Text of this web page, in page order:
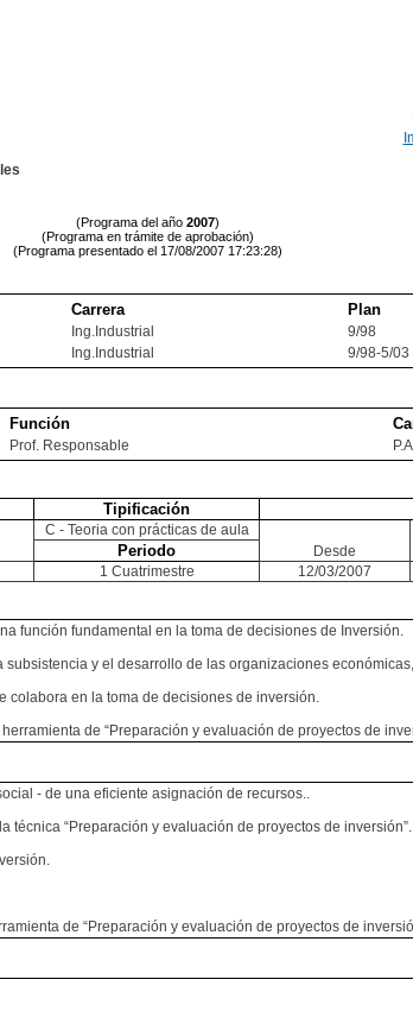
(Programa del año 2007)
(Programa en trámite de aprobación)
(Programa presentado el 17/08/2007 17:23:28)
Carrera Plan
Ing.Industrial 9/98
Ing.Industrial 9/98-5/03
Función
Prof. Responsable
Tipificación
C - Teoria con prácticas de aula
Desde
Periodo
1 Cuatrimestre 12/03/2007
función fundamental en la toma de decisiones de Inversión.
y el desarrollo de las organizaciones
colabora en la toma de decisiones de inversión.
de “Preparación y evaluación de proyectos de
- de una eficiente asignación de recursos..
“Preparación y evaluación de proyectos de inversión”.
de “Preparación y evaluación de proyectos de